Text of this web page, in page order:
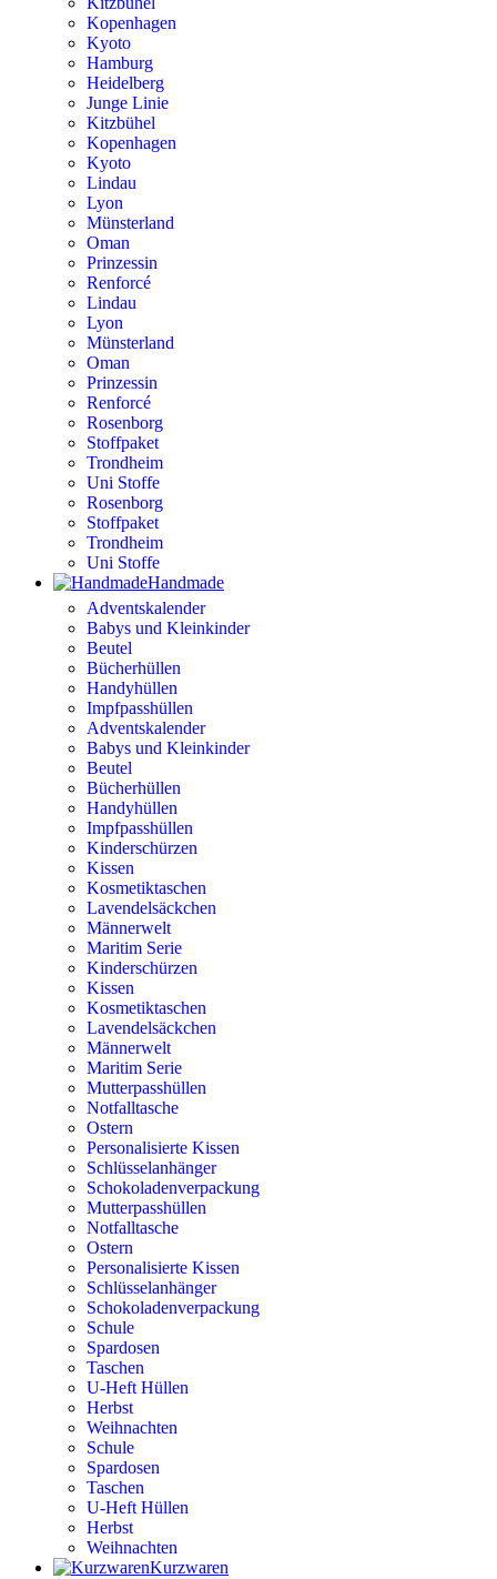
Kopenhagen
Kyoto
Hamburg
Heidelberg
Junge Linie
Kitzbühel
Kopenhagen
Kyoto
Lindau
Lyon
Münsterland
Oman
Prinzessin
Renforcé
Lindau
Lyon
Münsterland
Oman
Prinzessin
Renforcé
Rosenborg
Stoffpaket
Trondheim
Uni Stoffe
Rosenborg
Stoffpaket
Trondheim
Uni Stoffe
Handmade
Adventskalender
Babys und Kleinkinder
Beutel
Bücherhüllen
Handyhüllen
Impfpasshüllen
Adventskalender
Babys und Kleinkinder
Beutel
Bücherhüllen
Handyhüllen
Impfpasshüllen
Kinderschürzen
Kissen
Kosmetiktaschen
Lavendelsäckchen
Männerwelt
Maritim Serie
Kinderschürzen
Kissen
Kosmetiktaschen
Lavendelsäckchen
Männerwelt
Maritim Serie
Mutterpasshüllen
Notfalltasche
Ostern
Personalisierte Kissen
Schlüsselanhänger
Schokoladenverpackung
Mutterpasshüllen
Notfalltasche
Ostern
Personalisierte Kissen
Schlüsselanhänger
Schokoladenverpackung
Schule
Spardosen
Taschen
U-Heft Hüllen
Herbst
Weihnachten
Schule
Spardosen
Taschen
U-Heft Hüllen
Herbst
Weihnachten
Kurzwaren